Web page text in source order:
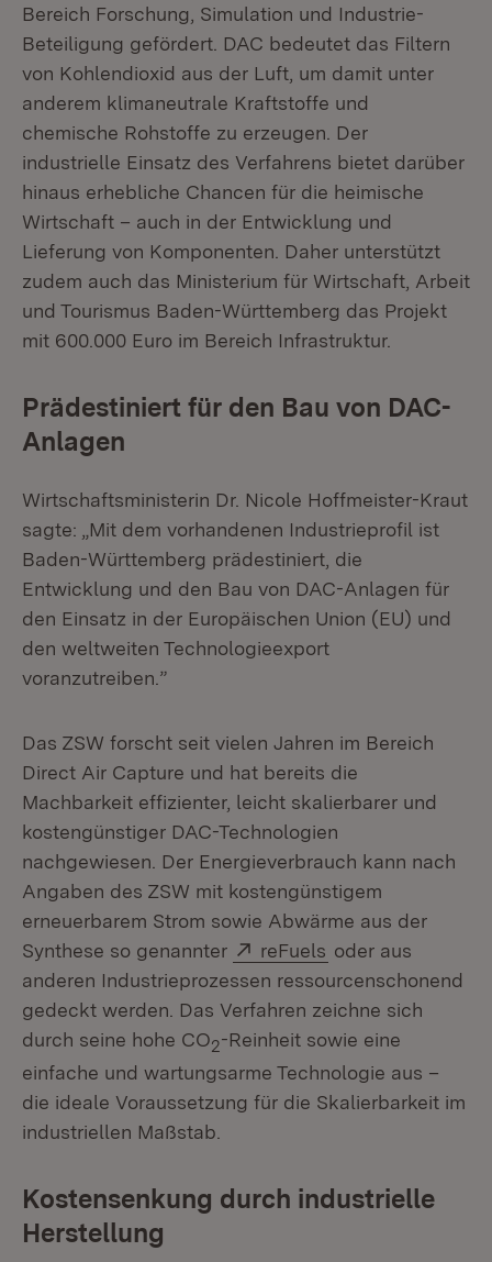
Bereich Forschung, Simulation und Industrie-
Beteiligung gefördert. DAC bedeutet das Filtern
von Kohlendioxid aus der Luft, um damit unter
anderem klimaneutrale Kraftstoffe und
chemische Rohstoffe zu erzeugen. Der
industrielle Einsatz des Verfahrens bietet darüber
hinaus erhebliche Chancen für die heimische
Wirtschaft – auch in der Entwicklung und
Lieferung von Komponenten. Daher unterstützt
zudem auch das Ministerium für Wirtschaft, Arbeit
und Tourismus Baden-Württemberg das Projekt
mit 600.000 Euro im Bereich Infrastruktur.
Prädestiniert für den Bau von DAC-
Anlagen
Wirtschaftsministerin Dr. Nicole Hoffmeister-Kraut
sagte: „Mit dem vorhandenen Industrieprofil ist
Baden-Württemberg prädestiniert, die
Entwicklung und den Bau von DAC-Anlagen für
den Einsatz in der Europäischen Union (EU) und
den weltweiten Technologieexport
voranzutreiben.”
Das ZSW forscht seit vielen Jahren im Bereich
Direct Air Capture und hat bereits die
Machbarkeit effizienter, leicht skalierbarer und
kostengünstiger DAC-Technologien
nachgewiesen. Der Energieverbrauch kann nach
Angaben des ZSW mit kostengünstigem
erneuerbarem Strom sowie Abwärme aus der
Synthese so genannter
Extern:
reFuels (Öffnet in neuem
oder aus
anderen Industrieprozessen ressourcenschonend
gedeckt werden. Das Verfahren zeichne sich
durch seine hohe CO2-Reinheit sowie eine
einfache und wartungsarme Technologie aus –
die ideale Voraussetzung für die Skalierbarkeit im
industriellen Maßstab.
Kostensenkung durch industrielle
Herstellung